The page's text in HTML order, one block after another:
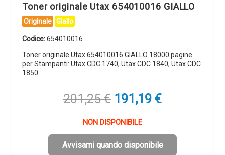
Toner originale Utax 654010016 GIALLO
Originale Giallo
Codice:654010016
Toner originale Utax 654010016 GIALLO 18000 pagine
per Stampanti: Utax CDC 1740, Utax CDC 1840, Utax CDC
1850
201,25€ Il
prezzo
originale
era:
201,25 €.
191,19 €Il
è:
191,19 €.
NON DISPONIBILE
Avvisami quando disponibile